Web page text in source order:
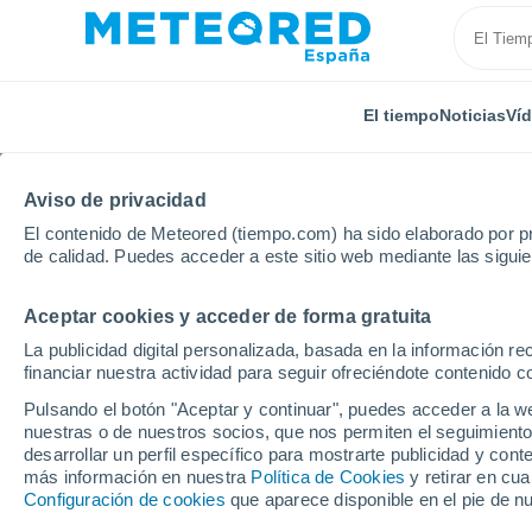
Aviso de privacidad
El contenido de Meteored (tiempo.com) ha sido elaborado por
de calidad. Puedes acceder a este sitio web mediante las
Aceptar cookies y acceder de forma gratuita
La publicidad digital personalizada, basada en la información
financiar nuestra actividad para seguir ofreciéndote contenido
Pulsando el botón "Aceptar y continuar", puedes acceder a la
nuestras o de nuestros socios, que nos permiten el
desarrollar un perfil específico para mostrarte publicidad y
más información en nuestra Política de Cookies y retirar en
Configuración de cookies que aparece disponible en el pie de
El tiempoNoticias
Inicio Argentina Provincia de San Luis
El Tiempo en Quines
23:05 Viernes